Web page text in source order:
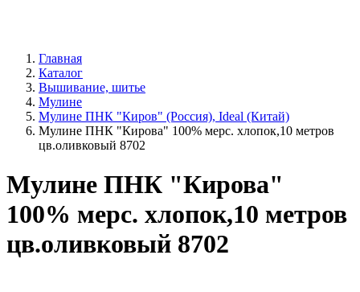
Главная
Каталог
Вышивание, шитье
Мулине
Мулине ПНК "Киров" (Россия), Ideal (Китай)
Мулине ПНК "Кирова" 100% мерс. хлопок,10 метров
цв.оливковый 8702
Мулине ПНК "Кирова"
100% мерс. хлопок,10 метров
цв.оливковый 8702